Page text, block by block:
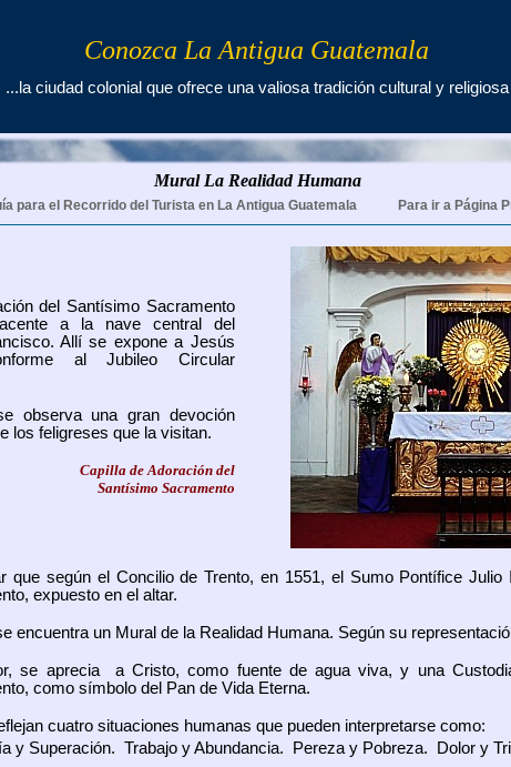
Conozca La Antigua Guatemala
...la ciudad colonial que ofrece una valiosa tradición cultural y religiosa
Mural La Realidad Humana
para el Recorrido del Turista en La Antigua Guatemala Para ir a Página
del Santísimo Sacramento
a la nave central del
Allí se expone a Jesús
al Jubileo Circular
observa una gran devoción
los feligreses que la visitan.
Capilla de Adoración del
Santísimo Sacramento
que según el Concilio de Trento, en 1551, el Sumo Pontífice Julio
expuesto en el altar.
encuentra un Mural de la Realidad Humana. Según su
se aprecia a Cristo, como fuente de agua viva, y una
como símbolo del Pan de Vida Eterna.
cuatro situaciones humanas que pueden interpretarse como:
y Superación. Trabajo y Abundancia. Pereza y Pobreza. Dolor y